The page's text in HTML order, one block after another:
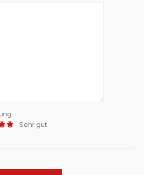
Sehr gut